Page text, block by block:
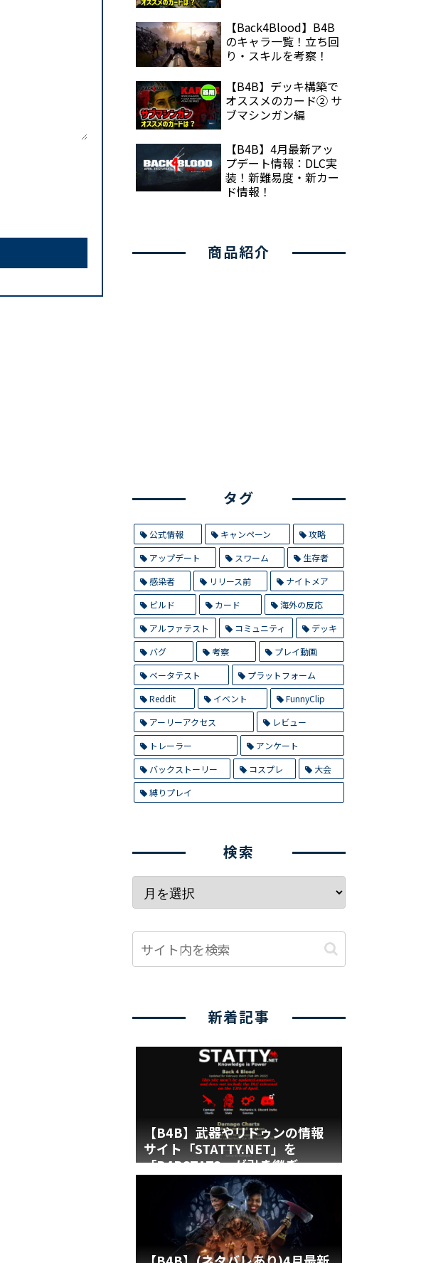
【Back4Blood】B4B
のキャラ一覧！立ち回
り・スキルを考察！
【B4B】デッキ構築で
オススメのカード② サ
ブマシンガン編
【B4B】4月最新アッ
プデート情報：DLC実
装！新難易度・新カー
ド情報！
商品紹介
タグ
公式情報 キャンペーン
攻略
アップデート
スワーム
生存者
感染者
リリース前
ナイトメア
ビルド
カード
海外の反応
アルファテスト
コミュニティ
デッキ
バグ
考察
プレイ動画
ベータテスト
プラットフォーム
Reddit
イベント
FunnyClip
アーリーアクセス
レビュー
トレーラー
アンケート
バックストーリー
コスプレ
大会
縛りプレイ
検索
新着記事
【B4B】武器やリドゥンの情報
サイト「STATTY.NET」を
「B4BSTATS」が引き継ぎ